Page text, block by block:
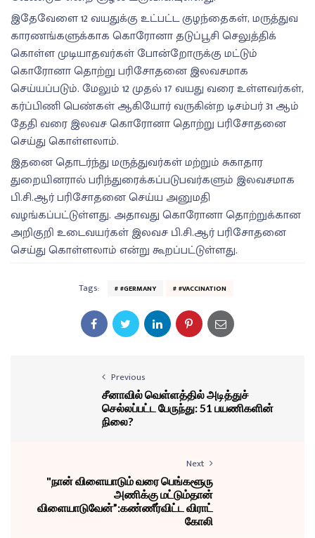
இதேவேளை 12 வயதுக்கு உட்பட்ட குழந்தைகள், மருத்துவ
காரணங்களுக்காக கொரோனா தடுப்பூசி செலுத்திக்
கொள்ள முடியாதவர்கள் போன்றோருக்கு மட்டும்
கொரோனா தொற்று பரிசோதனை இலவசமாக
செய்யப்படும். மேலும் 12 முதல் 17 வயது வரை உள்ளவர்கள்,
கர்ப்பிணி பெண்கள் ஆகியோர் வருகின்ற டிசம்பர் 31 ஆம்
தேதி வரை இலவச கொரோனா தொற்று பரிசோதனை
செய்து கொள்ளலாம்.
இதனை தொடர்ந்து மருத்துவர்கள் மற்றும் சுகாதார
துறையினரால் பரிந்துரைக்கப்படுபவர்களும் இலவசமாக
பி.சி.ஆர் பரிசோதனை செய்ய அனுமதி
வழங்கப்பட்டுள்ளது. அதாவது கொரோனா தொற்றுக்கான
அறிகுறி உடைவயர்கள் இலவச பி.சி.ஆர் பரிசோதனை
செய்து கொள்ளலாம் என்று கூறப்பட்டுள்ளது.
Tags: #GERMANY #VACCINATION
Previous
சீனாவில் வெள்ளத்தில் அடித்துச்
செல்லப்பட்ட பேருந்து: 51 பயணிகளின்
நிலை?
Next
"நான் விளையாடும் வரை பெங்களூரு
அணிக்கு மட்டும்தான்
விளையாடுவேன்”:கண்ணீர்விட்ட விராட்
கோலி